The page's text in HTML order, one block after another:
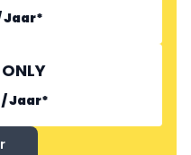
Jaar*
/Jaar*